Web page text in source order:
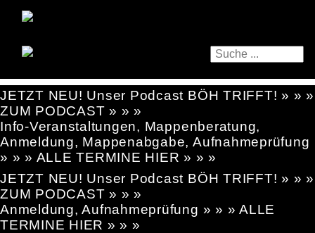
JETZT NEU! Unser Podcast BÖH TRIFFT! » » »
ZUM PODCAST » » »
Info-Veranstaltungen, Mappenberatung,
Anmeldung, Mappenabgabe, Aufnahmeprüfung
» » » ALLE TERMINE HIER » » »
JETZT NEU! Unser Podcast BÖH TRIFFT! » » »
ZUM PODCAST » » »
Anmeldung, Aufnahmeprüfung » » » ALLE
TERMINE HIER » » »